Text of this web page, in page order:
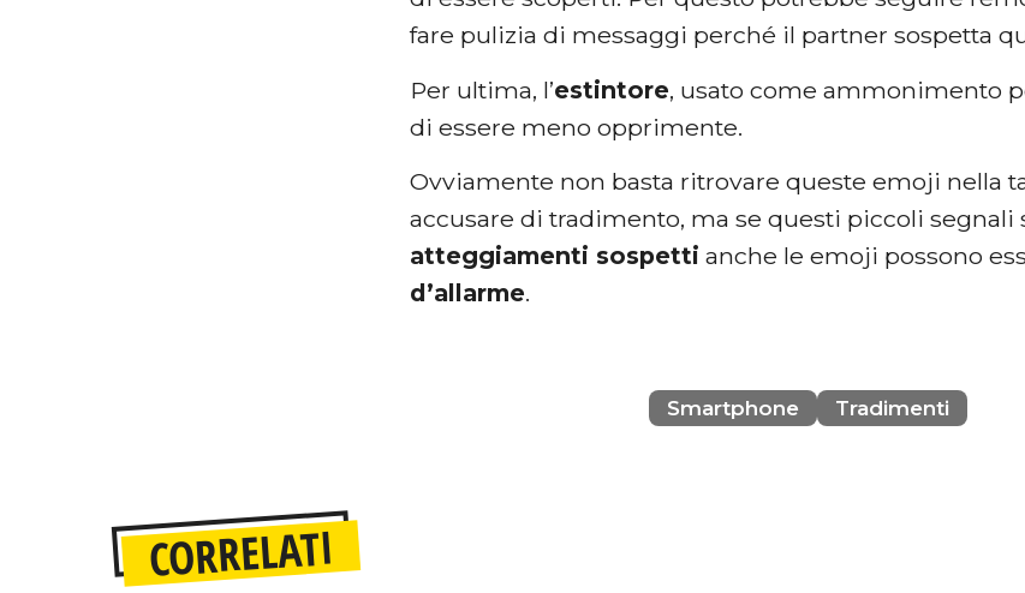
fare pulizia di messaggi perché il partner sospetta
Per ultima, l’estintore, usato come ammonimento
di essere meno opprimente.
Ovviamente non basta ritrovare queste emoji nella
accusare di tradimento, ma se questi piccoli segnali
atteggiamenti sospetti anche le emoji possono
d’allarme.
Smartphone Tradimenti
CORRELATI